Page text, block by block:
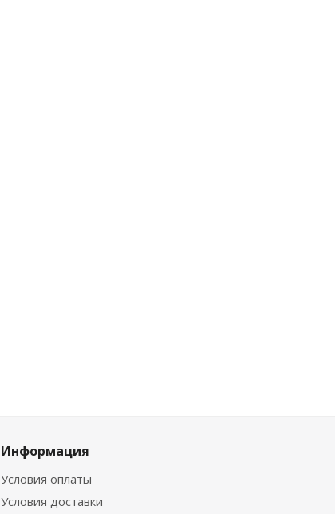
Информация
Условия оплаты
Условия доставки